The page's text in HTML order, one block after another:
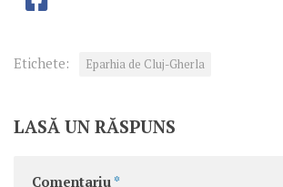
Etichete: Eparhia de Cluj-Gherla
LASĂ UN RĂSPUNS
Comentariu *